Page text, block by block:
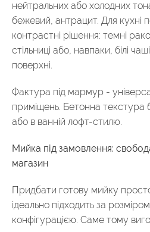
нейтральних або холодних
бежевий, антрацит. Для кухні
контрастні рішення: темні
стільниці або, навпаки, білі
поверхні.
Фактура під мармур -
приміщень. Бетонна текстура
або в ванній лофт-стилю.
Мийка під замовлення:
магазин
Придбати готову мийку
ідеально підходить за
конфігурацією. Саме тому